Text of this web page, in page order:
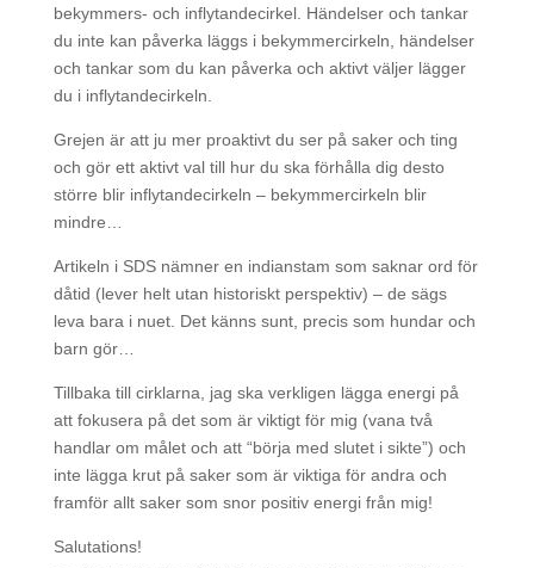
bekymmers- och inflytandecirkel. Händelser och tankar
du inte kan påverka läggs i bekymmercirkeln, händelser
och tankar som du kan påverka och aktivt väljer lägger
du i inflytandecirkeln.
Grejen är att ju mer proaktivt du ser på saker och ting
och gör ett aktivt val till hur du ska förhålla dig desto
större blir inflytandecirkeln – bekymmercirkeln blir
mindre…
Artikeln i SDS nämner en indianstam som saknar ord för
dåtid (lever helt utan historiskt perspektiv) – de sägs
leva bara i nuet. Det känns sunt, precis som hundar och
barn gör…
Tillbaka till cirklarna, jag ska verkligen lägga energi på
att fokusera på det som är viktigt för mig (vana två
handlar om målet och att “börja med slutet i sikte”) och
inte lägga krut på saker som är viktiga för andra och
framför allt saker som snor positiv energi från mig!
Salutations!